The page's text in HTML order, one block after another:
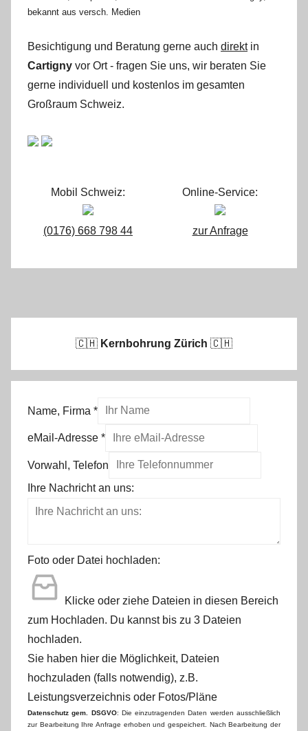
bekannt aus versch. Medien
Besichtigung und Beratung gerne auch direktin
Cartigny vor Ort - fragen Sie uns, wir beraten Sie
gerne individuell und kostenlos im gesamten
Großraum Schweiz.
Mobil Schweiz:
(0176) 668 798 44
Online-Service:
zur Anfrage
🇨🇭 Kernbohrung Zürich 🇨🇭
Name, Firma *
eMail-Adresse *
Vorwahl, Telefon
Ihre Nachricht an uns:
Foto oder Datei hochladen:
Klicke oder ziehe Dateien in diesen Bereich
zum Hochladen. Du kannst bis zu 3 Dateien
hochladen.
Sie haben hier die Möglichkeit, Dateien
hochzuladen (falls notwendig), z.B.
Leistungsverzeichnis oder Fotos/Pläne
Datenschutz gem. DSGVO: Die einzutragenden Daten werden ausschließlich
zur Bearbeitung Ihre Anfrage erhoben und gespeichert. Nach Bearbeitung der